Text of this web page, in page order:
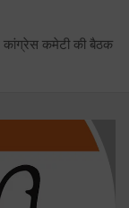
कांग्रेस कमेटी की बैठक